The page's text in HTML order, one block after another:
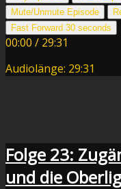
Mute/Unmute Episode
Fast Forward 30 seconds
00:00 / 29:31
Audiolänge: 29:31
Folge 23:
und die